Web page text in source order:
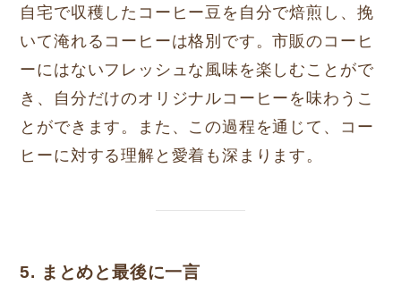
自宅で収穫したコーヒー豆を自分で焙煎し、挽
いて淹れるコーヒーは格別です。市販のコーヒ
ーにはないフレッシュな風味を楽しむことがで
き、自分だけのオリジナルコーヒーを味わうこ
とができます。また、この過程を通じて、コー
ヒーに対する理解と愛着も深まります。
5. まとめと最後に一言